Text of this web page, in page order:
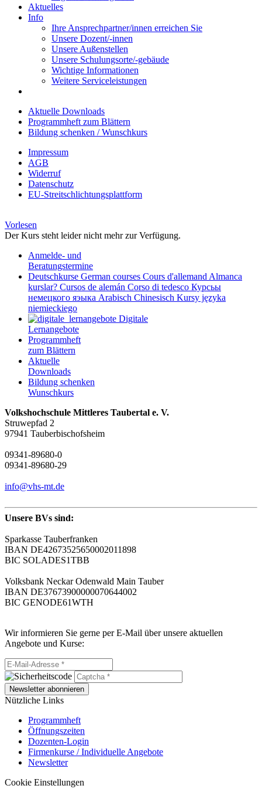
Aktuelles
Info
Ihre Ansprechpartner/innen erreichen Sie
Unsere Dozent/-innen
Unsere Außenstellen
Unsere Schulungsorte/-gebäude
Wichtige Informationen
Weitere Serviceleistungen
Aktuelle Downloads
Programmheft zum Blättern
Bildung schenken / Wunschkurs
Impressum
AGB
Widerruf
Datenschutz
EU-Streitschlichtungsplattform
Vorlesen
Der Kurs steht leider nicht mehr zur Verfügung.
Anmelde- und
Beratungstermine
Deutschkurse German courses Cours d'allemand Almanca
kurslar? Cursos de alemán Corso di tedesco Курсьы
немецкого яэыка Arabisch Chinesisch Kursy języka
niemieckiego
Digitale
Lernangebote
Programmheft
zum Blättern
Aktuelle
Downloads
Bildung schenken
Wunschkurs
Volkshochschule Mittleres Taubertal e. V.
Struwepfad 2
97941 Tauberbischofsheim
09341-89680-0
09341-89680-29
info@vhs-mt.de
Unsere BVs sind:
Sparkasse Tauberfranken
IBAN DE42673525650002011898
BIC SOLADES1TBB
Volksbank Neckar Odenwald Main Tauber
IBAN DE37673900000070644002
BIC GENODE61WTH
Wir informieren Sie gerne per E-Mail über unsere aktuellen
Angebote und Kurse:
Newsletter abonnieren
Nützliche Links
Programmheft
Öffnungszeiten
Dozenten-Login
Firmenkurse / Individuelle Angebote
Newsletter
Cookie Einstellungen